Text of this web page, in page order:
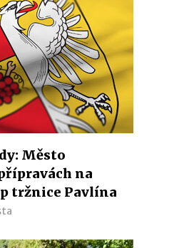
Město
na
tržnice Pavlína